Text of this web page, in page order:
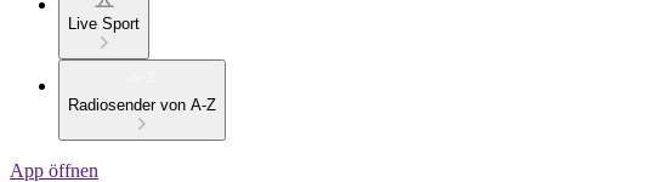
Live Sport
Radiosender von A-Z
App öffnen